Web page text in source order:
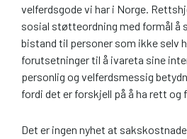
velferdsgode vi har i Norge.
sosial støtteordning med formål å
bistand til personer som ikke selv
forutsetninger til å ivareta sine
personlig og velferdsmessig
fordi det er forskjell på å ha rett og
Det er ingen nyhet at